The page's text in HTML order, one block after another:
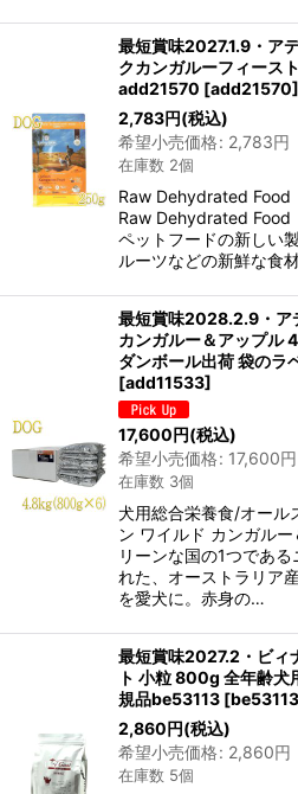
最短賞味2027.1.9・ア
クカンガルーフィース
add21570 [add21570]
2,783円(税込)
希望小売価格: 2,783円
在庫数 2個
Raw Dehydrated Food
Raw Dehydrated Food
ペットフードの新しい
ルーツなどの新鮮な食
最短賞味2028.2.9・ア
カンガルー＆アップ
ダンボール出荷 袋のラ
[add11533]
17,600円(税込)
希望小売価格: 17,600円
在庫数 3個
犬用総合栄養食/オール
ン ワイルド カンガル
リーンな国の1つであ
れた、オーストラリア
を愛犬に。赤身の…
最短賞味2027.2・ビィ
ト 小粒 800g 全年齢犬
規品be53113 [be53113
2,860円(税込)
希望小売価格: 2,860円
在庫数 5個